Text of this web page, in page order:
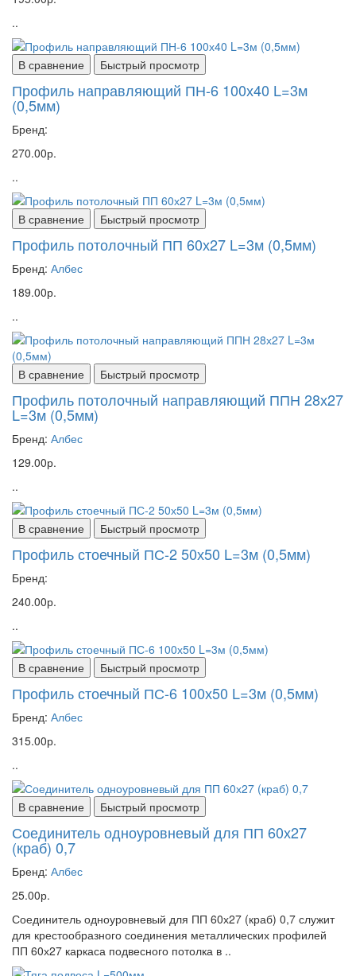
..
В сравнение Быстрый просмотр
Профиль направляющий ПН-6 100х40 L=3м
(0,5мм)
Бренд:
270.00р.
..
В сравнение Быстрый просмотр
Профиль потолочный ПП 60х27 L=3м (0,5мм)
Бренд: Албес
189.00р.
..
В сравнение Быстрый просмотр
Профиль потолочный направляющий ППН 28х27
L=3м (0,5мм)
Бренд: Албес
129.00р.
..
В сравнение Быстрый просмотр
Профиль стоечный ПС-2 50х50 L=3м (0,5мм)
Бренд:
240.00р.
..
В сравнение Быстрый просмотр
Профиль стоечный ПС-6 100х50 L=3м (0,5мм)
Бренд: Албес
315.00р.
..
В сравнение Быстрый просмотр
Соединитель одноуровневый для ПП 60х27
(краб) 0,7
Бренд: Албес
25.00р.
Соединитель одноуровневый для ПП 60х27 (краб) 0,7 служит
для крестообразного соединения металлических профилей
ПП 60х27 каркаса подвесного потолка в ..